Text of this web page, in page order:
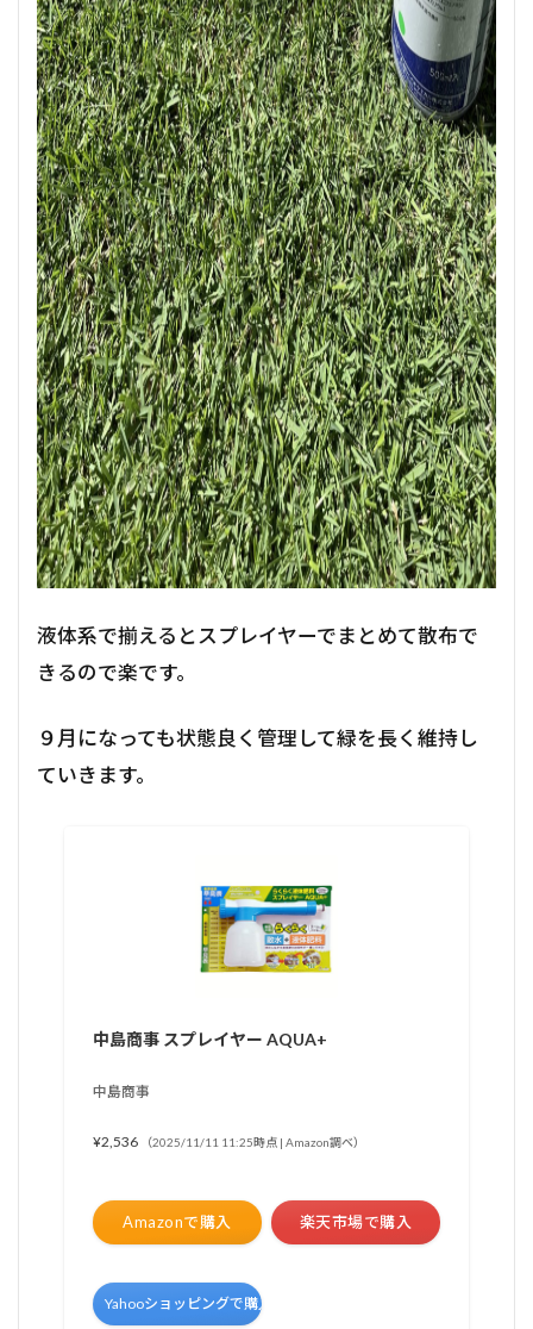
液体系で揃えるとスプレイヤーでまとめて散布で
きるので楽です。
９月になっても状態良く管理して緑を長く維持し
ていきます。
中島商事 スプレイヤー AQUA+
中島商事
¥2,536 （2025/11/11 11:25時点 | Amazon調べ）
Amazonで購入 楽天市場で購入
Yahooショッピングで購入